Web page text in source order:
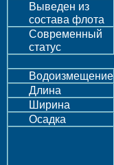
Выведен из
состава флота
Современный
статус
Водоизмещение
Длина
Ширина
Осадка